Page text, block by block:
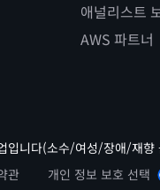
애널리스트
AWS 파트너
입니다(소수/여성/장애/재
관 개인 정보 보호 선택